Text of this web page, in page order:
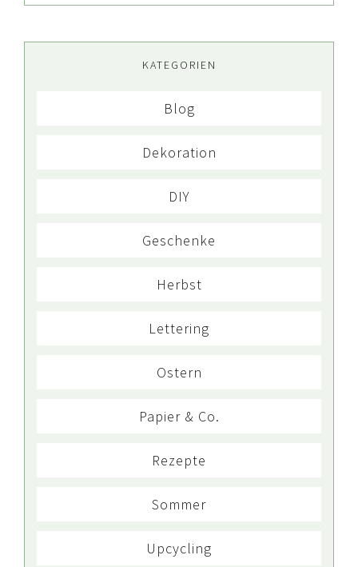
KATEGORIEN
Blog
Dekoration
DIY
Geschenke
Herbst
Lettering
Ostern
Papier & Co.
Rezepte
Sommer
Upcycling